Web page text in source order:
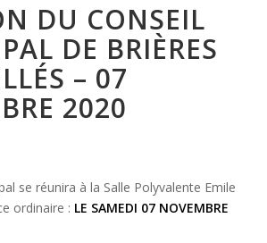
DU CONSEIL
DE BRIÈRES
– 07
2020
se réunira à la Salle Polyvalente Emile
ordinaire : LE SAMEDI 07 NOVEMBRE